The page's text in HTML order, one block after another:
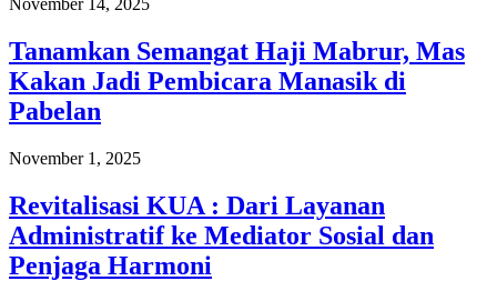
November 14, 2025
Tanamkan Semangat Haji Mabrur, Mas
Kakan Jadi Pembicara Manasik di
Pabelan
November 1, 2025
Revitalisasi KUA : Dari Layanan
Administratif ke Mediator Sosial dan
Penjaga Harmoni